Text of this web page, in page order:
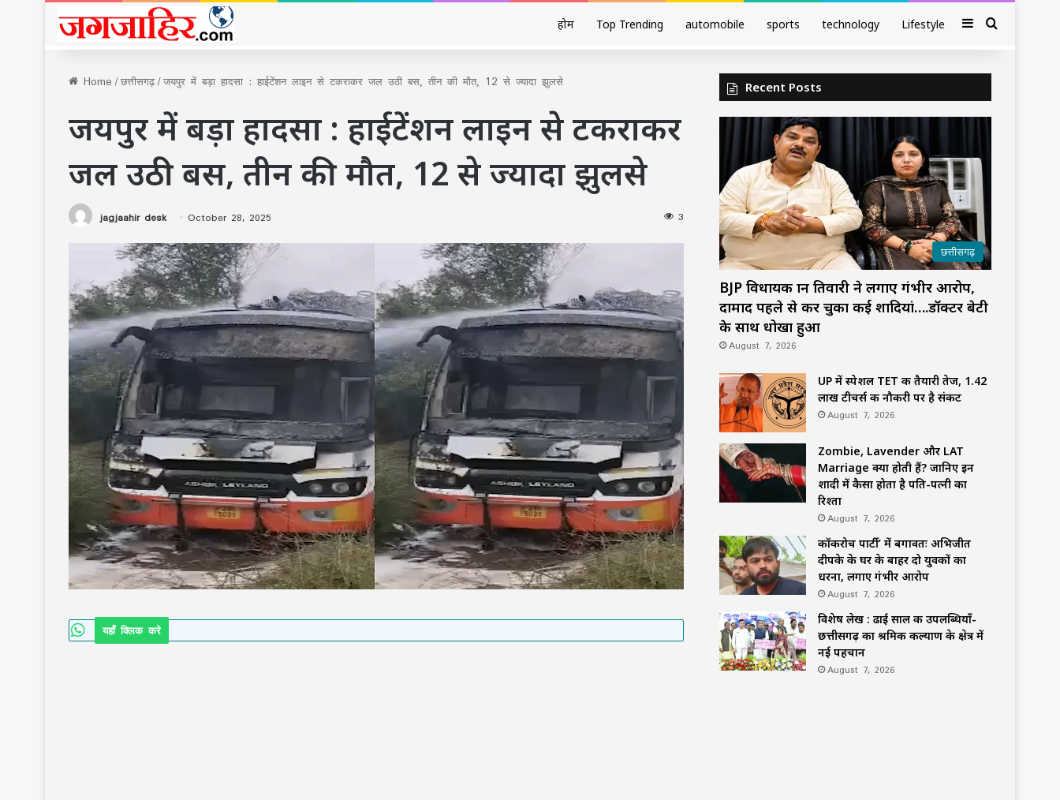
होम Top Trending automobile sports technology Lifestyle SidebarSearch
Home/छत्तीसगढ़/जयपुर में बड़ा हादसा : हाईटेंशन लाइन से टकराकर जल उठी बस, तीन की मौत, 12 से ज्यादा झुलसे
जयपुर में बड़ा हादसा : हाईटेंशन लाइन से टकराकर
जल उठी बस, तीन की मौत, 12 से ज्यादा झुलसे
jagjaahir desk October 28, 2025 3
यहाँ क्लिक करे
Recent Posts
छत्तीसगढ़
BJP विधायक ज्ञान तिवारी ने लगाए गंभीर आरोप,
दामाद पहले से कर चुका कई शादियां….डॉक्टर बेटी
के साथ धोखा हुआ
August 7, 2026
UP में स्पेशल TET की तैयारी तेज, 1.42
लाख टीचर्स की नौकरी पर है संकट
August 7, 2026
Zombie, Lavender और LAT
Marriage क्या होती हैं? जानिए इन
शादी में कैसा होता है पति-पत्नी का
रिश्ता
August 7, 2026
कॉकरोच पार्टी’ में बगावतः अभिजीत
दीपके के घर के बाहर दो युवकों का
धरना, लगाए गंभीर आरोप
August 7, 2026
विशेष लेख : ढाई साल की उपलब्धियाँ-
छत्तीसगढ़ का श्रमिक कल्याण के क्षेत्र में
नई पहचान
August 7, 2026